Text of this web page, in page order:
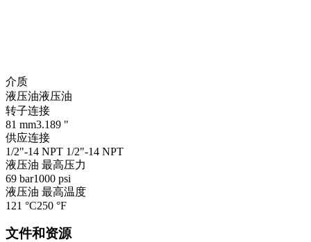
介质
液压油液压油
转子连接
81 mm3.189 "
供应连接
1/2"-14 NPT 1/2"-14 NPT
液压油 最高压力
69 bar1000 psi
液压油 最高温度
121 °C250 °F
文件和资源